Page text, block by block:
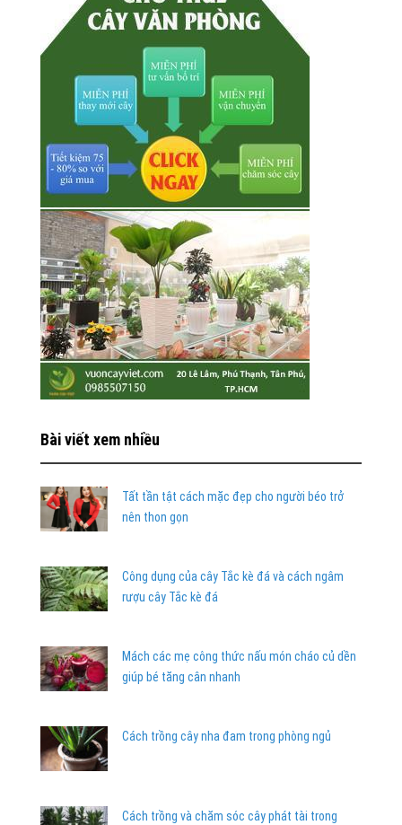
Bài viết xem nhiều
Tất tần tật cách mặc đẹp cho người béo trở
nên thon gọn
Công dụng của cây Tắc kè đá và cách ngâm
rượu cây Tắc kè đá
Mách các mẹ công thức nấu món cháo củ dền
giúp bé tăng cân nhanh
Cách trồng cây nha đam trong phòng ngủ
Cách trồng và chăm sóc cây phát tài trong